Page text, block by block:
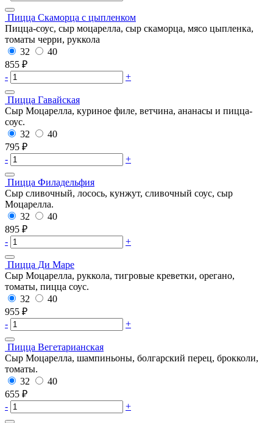
Пицца Скаморца с цыпленком
Пицца-соус, сыр моцарелла, сыр скаморца, мясо цыпленка,
томаты черри, руккола
32
40
855 ₽
-
+
Пицца Гавайская
Сыр Моцарелла, куриное филе, ветчина, ананасы и пицца-
соус.
32
40
795 ₽
-
+
Пицца Филадельфия
Сыр сливочный, лосось, кунжут, сливочный соус, сыр
Моцарелла.
32
40
895 ₽
-
+
Пицца Ди Маре
Сыр Моцарелла, руккола, тигровые креветки, орегано,
томаты, пицца соус.
32
40
955 ₽
-
+
Пицца Вегетарианская
Сыр Моцарелла, шампиньоны, болгарский перец, брокколи,
томаты.
32
40
655 ₽
-
+